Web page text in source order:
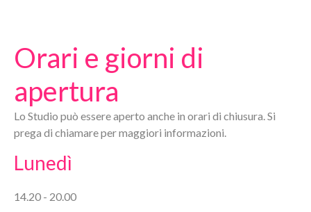
Orari e giorni di
apertura
Lo Studio può essere aperto anche in orari di chiusura. Si
prega di chiamare per maggiori informazioni.
Lunedì
14.20 - 20.00